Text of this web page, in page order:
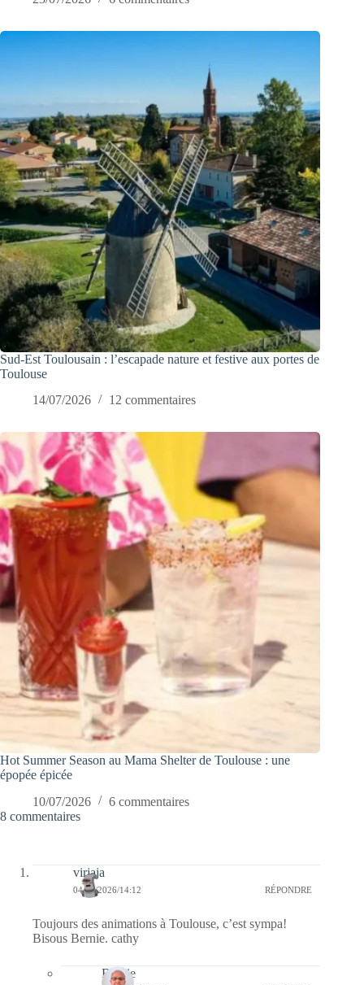
Sud-Est Toulousain : l’escapade nature et festive aux portes de
Toulouse
14/07/2026
12 commentaires
Hot Summer Season au Mama Shelter de Toulouse : une
épopée épicée
10/07/2026
6 commentaires
8 commentaires
virjaja
04/06/2026/14:12 RÉPONDRE
Toujours des animations à Toulouse, c’est sympa!
Bisous Bernie. cathy
Bernie